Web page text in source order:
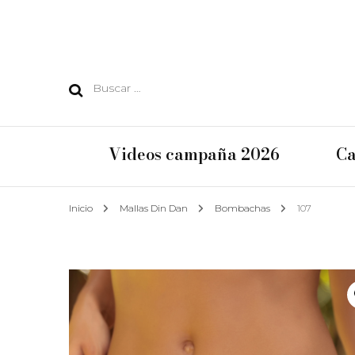
Buscar:
Videos campaña 2026
Inicio Mallas Din Dan Bombachas 107